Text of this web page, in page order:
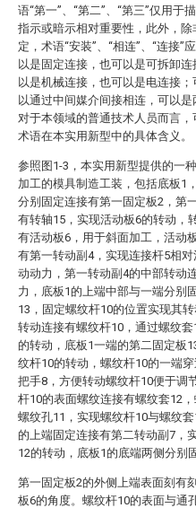
语“第一”、“第二”、“第三”仅用于
指示或暗示相对重要性，此外，
定，术语“安装”、“相连”、“连接”
以是固定连接，也可以是可拆卸
以是机械连接，也可以是电连接
以通过中间媒介间接相连，可以是
对于本领域的普通技术人员而言
术语在本实用新型中的具体含义。
参照图1-3，本实用新型提供的一
加工的模具制造工装，包括底板1
分别固定连接有第一固定板2，第
有转轴15，实现活动板6的转动，
有活动板6，用于斜面加工，活动
有第一转动副4，实现连接杆5相
动动力，第一转动副4的中部转动
力，底板1的上端中部与一端分别
13，固定螺纹杆10的位置实现其
转动连接有螺纹杆10，通过螺纹
的转动，底板1一端的第二固定板
纹杆10的转动，螺纹杆10的一端
把手8，方便转动螺纹杆10便于调
杆10的表面螺纹连接有螺纹套12
螺纹孔11，实现螺纹杆10与螺纹
的上端固定连接有第二转动副7，
12的转动，底板1的底端两侧分别
第一固定板2的外侧上端表面刻有
板6的角度。螺纹杆10的表面与通